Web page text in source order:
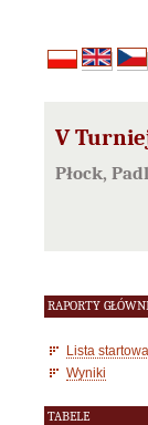
V
Płock,
RAPORTY
Lista startowa
Wyniki
TABELE